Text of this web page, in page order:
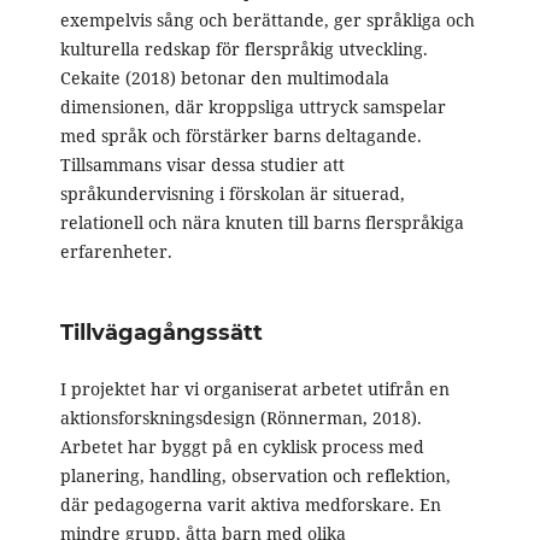
exempelvis sång och berättande, ger språkliga och
kulturella redskap för flerspråkig utveckling.
Cekaite (2018) betonar den multimodala
dimensionen, där kroppsliga uttryck samspelar
med språk och förstärker barns deltagande.
Tillsammans visar dessa studier att
språkundervisning i förskolan är situerad,
relationell och nära knuten till barns flerspråkiga
erfarenheter.
Tillvägagångssätt
I projektet har vi organiserat arbetet utifrån en
aktionsforskningsdesign (Rönnerman, 2018).
Arbetet har byggt på en cyklisk process med
planering, handling, observation och reflektion,
där pedagogerna varit aktiva medforskare. En
mindre grupp, åtta barn med olika